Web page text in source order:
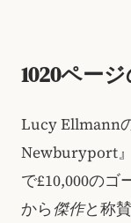
1020ペー
Lucy Ellmann
Newburyport
で£10,000のゴ
から傑作と称